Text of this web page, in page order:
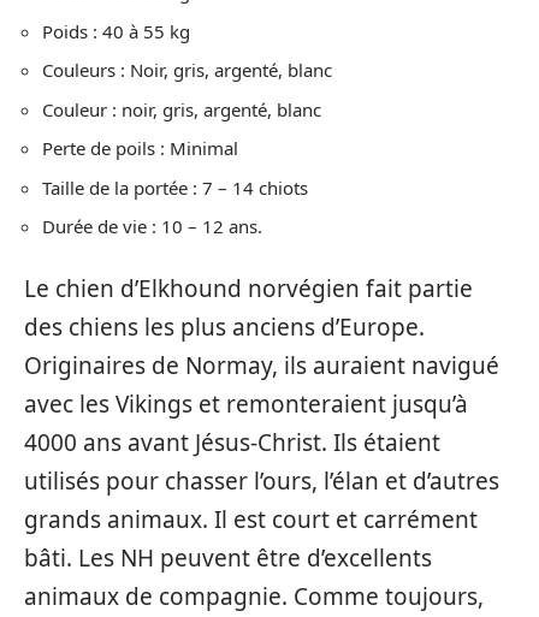
Poids : 40 à 55 kg
Couleurs : Noir, gris, argenté, blanc
Couleur : noir, gris, argenté, blanc
Perte de poils : Minimal
Taille de la portée : 7 – 14 chiots
Durée de vie : 10 – 12 ans.
Le chien d’Elkhound norvégien fait partie
des chiens les plus anciens d’Europe.
Originaires de Normay, ils auraient navigué
avec les Vikings et remonteraient jusqu’à
4000 ans avant Jésus-Christ. Ils étaient
utilisés pour chasser l’ours, l’élan et d’autres
grands animaux. Il est court et carrément
bâti. Les NH peuvent être d’excellents
animaux de compagnie. Comme toujours,